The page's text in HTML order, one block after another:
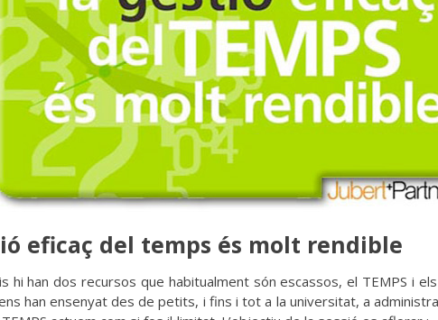
eficaç del temps és molt rendible
hi han dos recursos que habitualment són escassos, el TEMPS i els
han ensenyat des de petits, i fins i tot a la universitat, a